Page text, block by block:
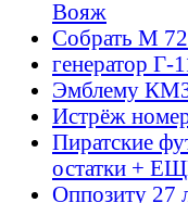
Вояж
Собрать М
генератор Г-
Эмблему
Истрёж
Пиратские
остатки +
Оппозиту 27